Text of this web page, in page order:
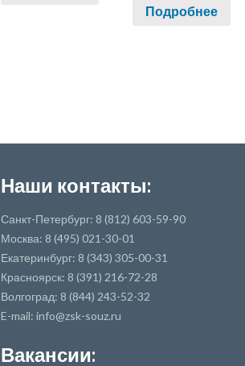
Подробнее
Наши контакты:
Санкт-Петербург: 8 (812) 603-59-90
Москва: 8 (495) 021-30-01
Екатеринбург: 8 (343) 305-00-31
Красноярск: 8 (391) 216-72-28
Волгоград: 8 (844) 243-52-32
E-mail: info@zsk-souz.ru
Вакансии: